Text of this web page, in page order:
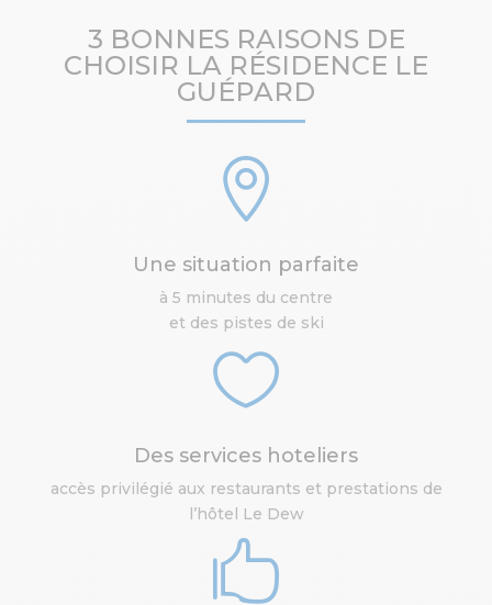
3 BONNES RAISONS DE
CHOISIR LA RÉSIDENCE LE
GUÉPARD

Une situation parfaite
à 5 minutes du centre
et des pistes de ski

Des services hoteliers
accès privilégié aux restaurants et prestations de
l’hôtel Le Dew
